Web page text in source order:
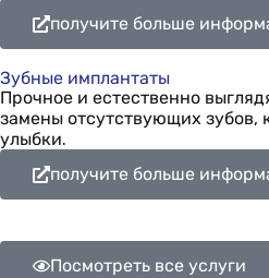
получите больше
Зубные имплантаты
Прочное и естественно
замены отсутствующих зубов,
улыбки.
получите больше
Посмотреть все услуги